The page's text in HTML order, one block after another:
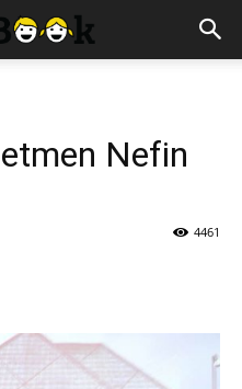
Nefin
4461